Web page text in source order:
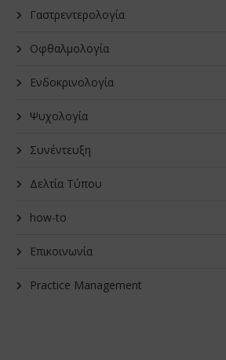
Γαστρεντερολογία
Οφθαλμολογία
Ενδοκρινολογία
Ψυχολογία
Συνέντευξη
Δελτία Τύπου
how-to
Επικοινωνία
Practice Management